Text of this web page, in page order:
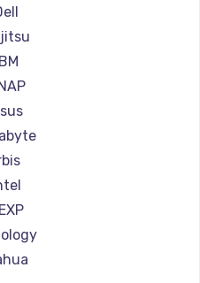
лампы
руб.
платы
руб.
датчика
руб.